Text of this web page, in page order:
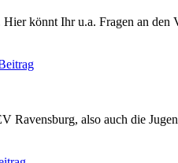
könnt Ihr u.a. Fragen an
Ravensburg, also auch die